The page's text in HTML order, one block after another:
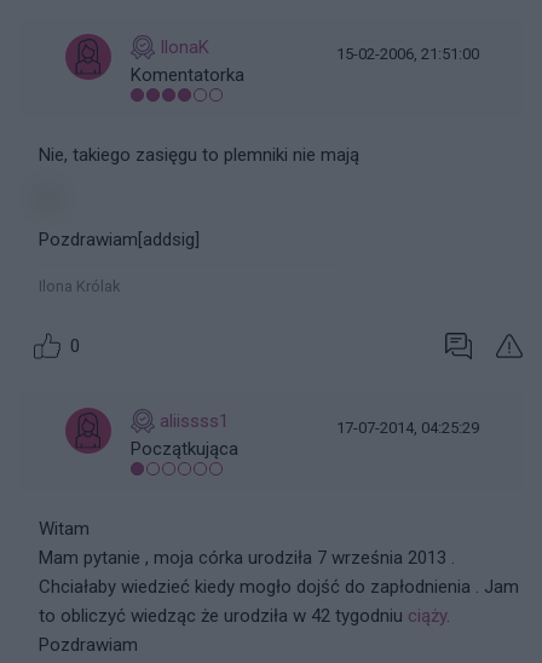
IlonaK
Komentatorka
15-02-2006, 21:51:00
Nie, takiego zasięgu to plemniki nie mają
Pozdrawiam[addsig]
Ilona Królak
0
aliissss1
Początkująca
17-07-2014, 04:25:29
Witam
Mam pytanie , moja córka urodziła 7 września 2013 .
Chciałaby wiedzieć kiedy mogło dojść do zapłodnienia . Jam
to obliczyć wiedząc że urodziła w 42 tygodniu ciąży.
Pozdrawiam